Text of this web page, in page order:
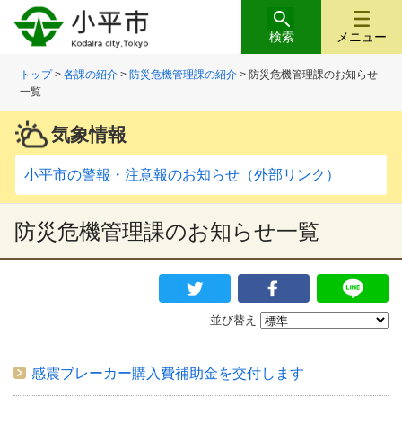
メニュー
検索
トップ>各課の紹介 > 防災危機管理課の紹介 > 防災危機管理課のお知らせ
一覧
気象情報
小平市の警報・注意報のお知らせ（外部リンク）
防災危機管理課のお知らせ一覧
並び替え
感震ブレーカー購入費補助金を交付します